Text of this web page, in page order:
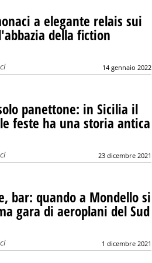
a elegante relais sui
della fiction
14 gennaio 2022
panettone: in Sicilia il
feste ha una storia antica
23 dicembre 2021
bar: quando a Mondello si
gara di aeroplani del Sud
1 dicembre 2021